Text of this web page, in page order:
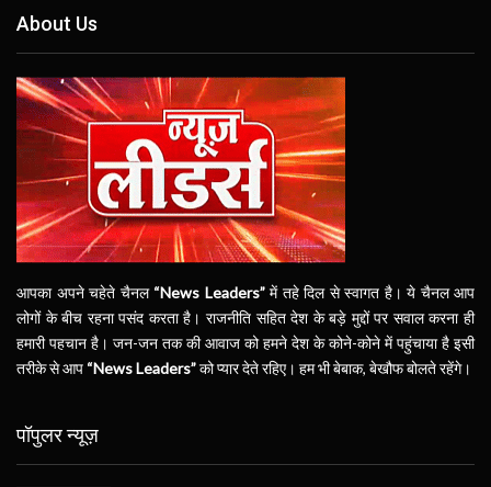
About Us
आपका अपने चहेते चैनल “News Leaders”में तहे दिल से स्वागत है। ये चैनल आप
लोगों के बीच रहना पसंद करता है। राजनीति सहित देश के बड़े मुद्दों पर सवाल करना ही
हमारी पहचान है। जन-जन तक की आवाज को हमने देश के कोने-कोने में पहुंचाया है इसी
तरीके से आप “News Leaders”को प्यार देते रहिए। हम भी बेबाक, बेखौफ बोलते रहेंगे।
पॉपुलर न्यूज़